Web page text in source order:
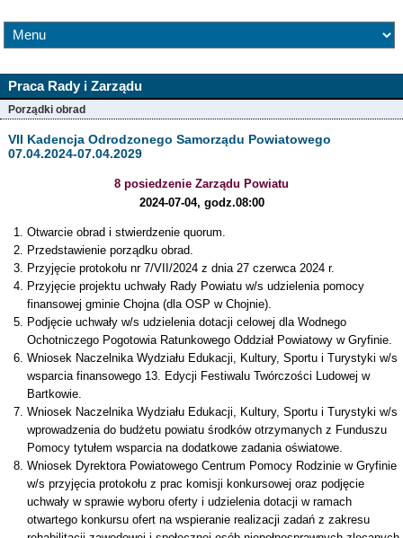
Praca Rady i Zarządu
Porządki obrad
VII Kadencja Odrodzonego Samorządu Powiatowego
07.04.2024-07.04.2029
8 posiedzenie Zarządu Powiatu
2024-07-04, godz.08:00
Otwarcie obrad i stwierdzenie quorum.
Przedstawienie porządku obrad.
Przyjęcie protokołu nr 7/VII/2024 z dnia 27 czerwca 2024 r.
Przyjęcie projektu uchwały Rady Powiatu w/s udzielenia pomocy
finansowej gminie Chojna (dla OSP w Chojnie).
Podjęcie uchwały w/s udzielenia dotacji celowej dla Wodnego
Ochotniczego Pogotowia Ratunkowego Oddział Powiatowy w Gryfinie.
Wniosek Naczelnika Wydziału Edukacji, Kultury, Sportu i Turystyki w/s
wsparcia finansowego 13. Edycji Festiwalu Twórczości Ludowej w
Bartkowie.
Wniosek Naczelnika Wydziału Edukacji, Kultury, Sportu i Turystyki w/s
wprowadzenia do budżetu powiatu środków otrzymanych z Funduszu
Pomocy tytułem wsparcia na dodatkowe zadania oświatowe.
Wniosek Dyrektora Powiatowego Centrum Pomocy Rodzinie w Gryfinie
w/s przyjęcia protokołu z prac komisji konkursowej oraz podjęcie
uchwały w sprawie wyboru oferty i udzielenia dotacji w ramach
otwartego konkursu ofert na wspieranie realizacji zadań z zakresu